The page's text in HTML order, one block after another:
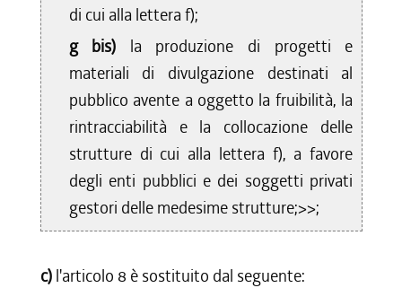
di cui alla lettera f);
g bis) la produzione di progetti e
materiali di divulgazione destinati al
pubblico avente a oggetto la fruibilità, la
rintracciabilità e la collocazione delle
strutture di cui alla lettera f), a favore
degli enti pubblici e dei soggetti privati
gestori delle medesime strutture;>>;
c) l'articolo 8 è sostituito dal seguente: